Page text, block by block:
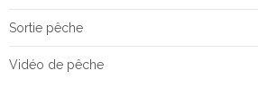
Sortie pêche
Vidéo de pêche